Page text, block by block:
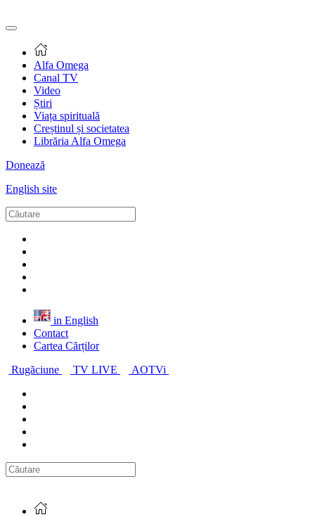
Alfa Omega
Canal TV
Video
Știri
Viața spirituală
Creștinul și societatea
Librăria Alfa Omega
Donează
English site
in English
Contact
Cartea Cărților
Rugăciune
TV LIVE AOTVi